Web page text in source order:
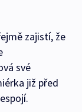
zajistí, že
své
již před